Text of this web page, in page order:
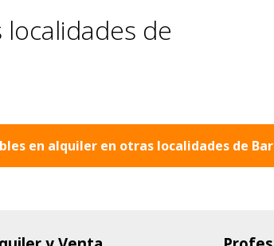
de
en alquiler en otras localidades de